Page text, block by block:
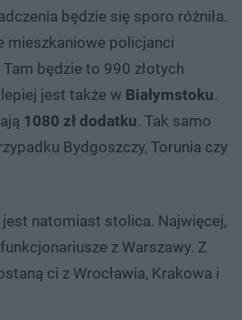
będzie się sporo różniła.
mieszkaniowe policjanci
będzie to 990 złotych
jest także w Białymstoku.
1080 zł dodatku. Tak samo
Bydgoszczy, Torunia czy
natomiast stolica. Najwięcej,
z Warszawy. Z
ci z Wrocławia, Krakowa i